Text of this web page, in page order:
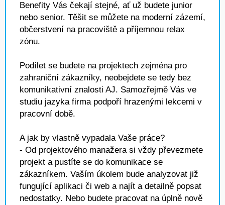
Benefity Vás čekají stejné, ať už budete junior
nebo senior. Těšit se můžete na moderní zázemí,
občerstvení na pracoviště a příjemnou relax
zónu.
Podílet se budete na projektech zejména pro
zahraniční zákazníky, neobejdete se tedy bez
komunikativní znalosti AJ. Samozřejmě Vás ve
studiu jazyka firma podpoří hrazenými lekcemi v
pracovní době.
A jak by vlastně vypadala Vaše práce?
- Od projektového manažera si vždy převezmete
projekt a pustíte se do komunikace se
zákazníkem. Vaším úkolem bude analyzovat již
fungující aplikaci či web a najít a detailně popsat
nedostatky. Nebo budete pracovat na úplně nově